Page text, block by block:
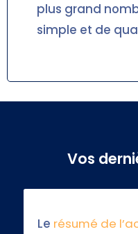
plus grand
simple et de
Vos
Le résumé de